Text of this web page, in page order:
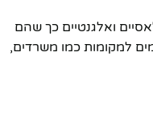
ואלגנטיים כך שהם
למקומות כמו משרדים,